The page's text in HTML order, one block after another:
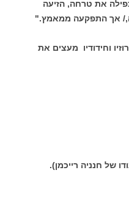
את טרחה, הזיעה
אך התפקעה ממאמץ."
וחידודיו מעצים את
של חנניה רייכמן).